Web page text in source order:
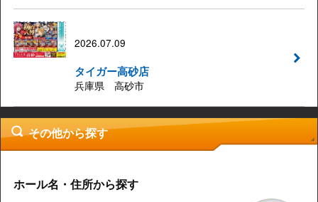
2026.07.09
タイガー高砂店
兵庫県 高砂市
その他から探す
ホール名・住所から探す